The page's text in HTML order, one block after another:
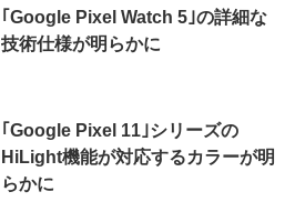
｢Google Pixel Watch 5｣の詳細な
技術仕様が明らかに
｢Google Pixel 11｣シリーズの
HiLight機能が対応するカラーが明
らかに